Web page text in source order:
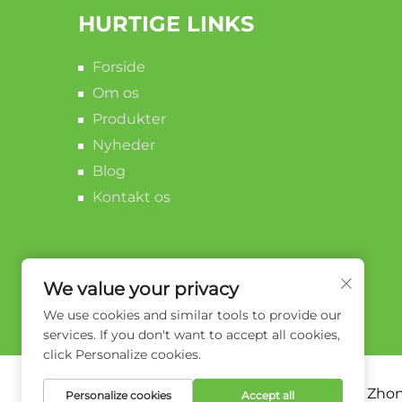
HURTIGE LINKS
Forside
Om os
Produkter
Nyheder
Blog
Kontakt os
Copyright © 2026
We value your privacy
We use cookies and similar tools to provide our
services. If you don't want to accept all cookies,
click Personalize cookies.
Personalize cookies Accept all